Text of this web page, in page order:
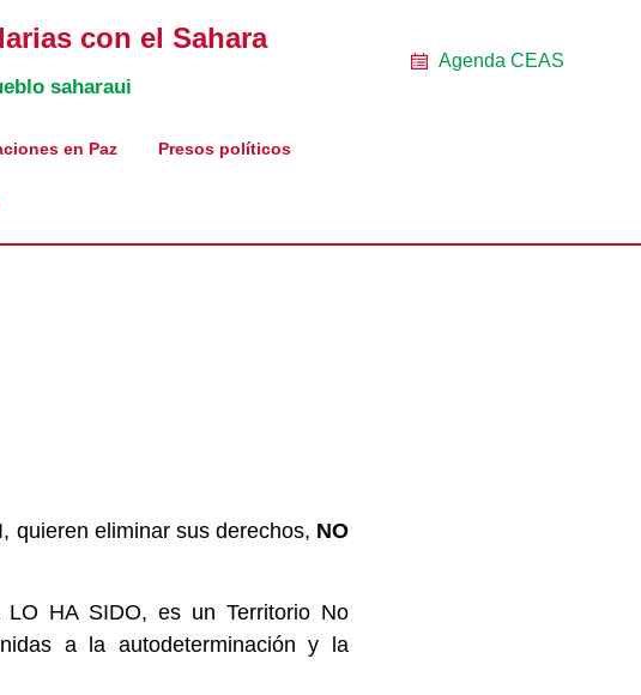
con el Sahara
saharaui
Agenda CEAS
en Paz Presos políticos
quieren eliminar sus derechos, NO
LO HA SIDO, es un Territorio No
a la autodeterminación y la